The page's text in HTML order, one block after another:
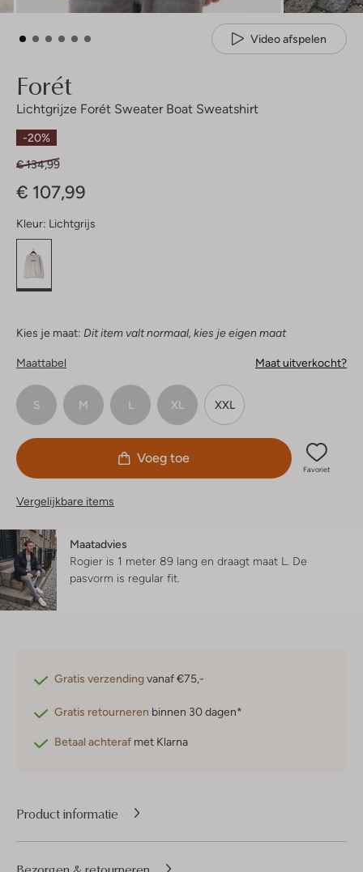
Video afspelen
Forét
Lichtgrijze Forét Sweater Boat Sweatshirt
-20%
€ 134,99
€ 107,99
Kleur: Lichtgrijs
Kies je maat: Dit item valt normaal, kies je eigen maat
Maattabel Maat uitverkocht?
S M L XL XXL
Voeg toe
Favoriet
Vergelijkbare items
Maatadvies
Rogier is 1 meter 89 lang en draagt maat L. De
pasvorm is regular fit
Gratis verzendingvanaf €75,-
Gratis retourneren binnen 30 dagen*
Betaal achteraf met Klarna
Product informatie